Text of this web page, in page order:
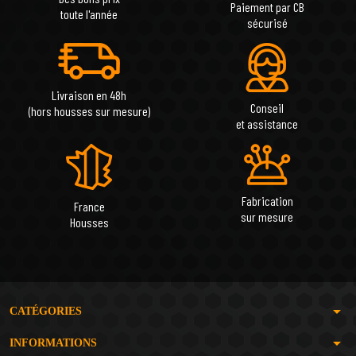
toute l'année
Paiement par CB
sécurisé
Livraison en 48h
(hors housses sur mesure)
Conseil
et assistance
France
Housses
Fabrication
sur mesure
CATÉGORIES arrow_drop_down
INFORMATIONS arrow_drop_down